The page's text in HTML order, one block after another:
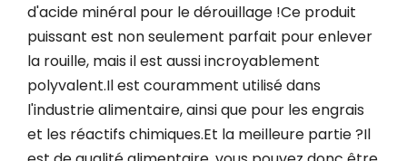
d'acide minéral pour le dérouillage !Ce produit
puissant est non seulement parfait pour enlever
la rouille, mais il est aussi incroyablement
polyvalent.Il est couramment utilisé dans
l'industrie alimentaire, ainsi que pour les engrais
et les réactifs chimiques.Et la meilleure partie ?Il